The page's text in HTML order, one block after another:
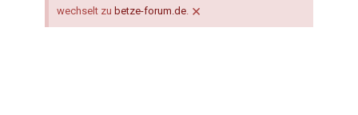
wechselt zu betze-forum.de. ×